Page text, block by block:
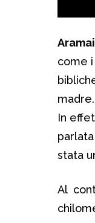
come
madre.
In
stata
Al